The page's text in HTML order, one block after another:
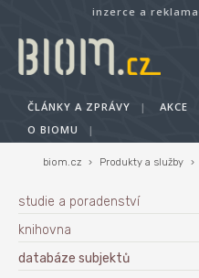
inzerce a reklama
ČLÁNKY A ZPRÁVY | AKCE
O BIOMU
|
biom.cz › Produkty a služby ›
studie a poradenství
knihovna
databáze subjektů